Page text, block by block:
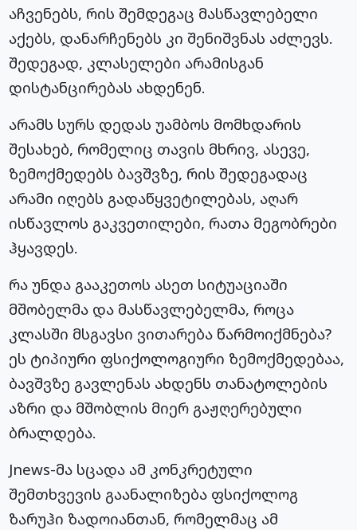
აჩვენებს, რის შემდეგაც მასწავლებელი
აქებს, დანარჩენებს კი შენიშვნას აძლევს.
შედეგად, კლასელები არამისგან
დისტანცირებას ახდენენ.
არამს სურს დედას უამბოს მომხდარის
შესახებ, რომელიც თავის მხრივ, ასევე,
ზემოქმედებს ბავშვზე, რის შედეგადაც
არამი იღებს გადაწყვეტილებას, აღარ
ისწავლოს გაკვეთილები, რათა მეგობრები
ჰყავდეს.
რა უნდა გააკეთოს ასეთ სიტუაციაში
მშობელმა და მასწავლებელმა, როცა
კლასში მსგავსი ვითარება წარმოიქმნება?
ეს ტიპიური ფსიქოლოგიური ზემოქმედებაა,
ბავშვზე გავლენას ახდენს თანატოლების
აზრი და მშობლის მიერ გაჟღერებული
ბრალდება.
Jnews-მა სცადა ამ კონკრეტული
შემთხვევის გაანალიზება ფსიქოლოგ
ზარუჰი ზადოიანთან, რომელმაც ამ